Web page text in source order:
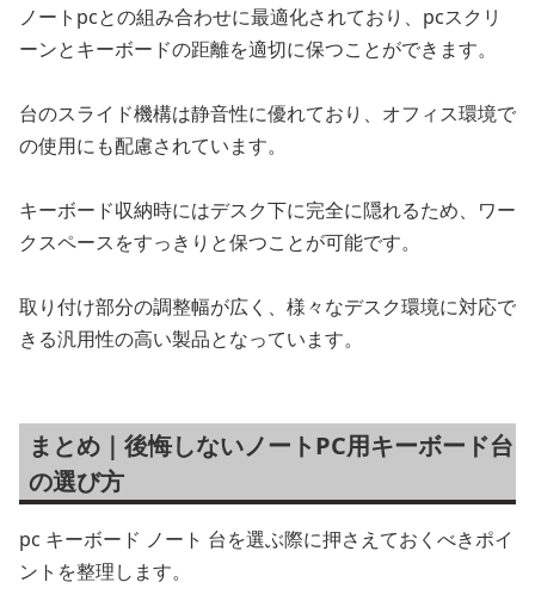
ノートpcとの組み合わせに最適化されており、pcスクリ
ーンとキーボードの距離を適切に保つことができます。
台のスライド機構は静音性に優れており、オフィス環境で
の使用にも配慮されています。
キーボード収納時にはデスク下に完全に隠れるため、ワー
クスペースをすっきりと保つことが可能です。
取り付け部分の調整幅が広く、様々なデスク環境に対応で
きる汎用性の高い製品となっています。
まとめ｜後悔しないノートPC用キーボード台
の選び方
pc キーボード ノート 台を選ぶ際に押さえておくべきポイ
ントを整理します。